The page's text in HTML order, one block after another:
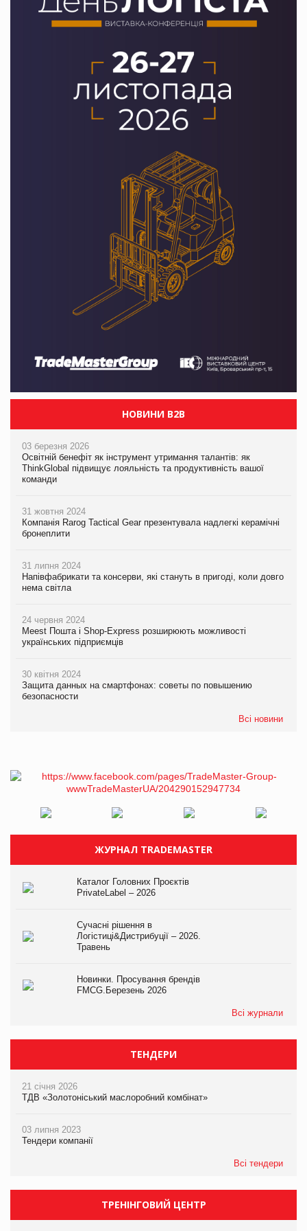
НОВИНИ B2B
03 березня 2026
Освітній бенефіт як інструмент утримання талантів: як
ThinkGlobal підвищує лояльність та продуктивність вашої
команди
31 жовтня 2024
Компанія Rarog Tactical Gear презентувала надлегкі керамічні
бронеплити
31 липня 2024
Напівфабрикати та консерви, які стануть в пригоді, коли довго
нема світла
24 червня 2024
Meest Пошта і Shop-Express розширюють можливості
українських підприємців
30 квітня 2024
Защита данных на смартфонах: советы по повышению
безопасности
Всі новини
ЖУРНАЛ TRADEMASTER
Каталог Головних Проєктів
PrivateLabel – 2026
Сучасні рішення в
Логістиці&Дистрибуції – 2026.
Травень
Новинки. Просування брендів
FMCG.Березень 2026
Всі журнали
ТЕНДЕРИ
21 січня 2026
ТДВ «Золотоніський маслоробний комбінат»
03 липня 2023
Тендери компанії
Всі тендери
ТРЕНІНГОВИЙ ЦЕНТР